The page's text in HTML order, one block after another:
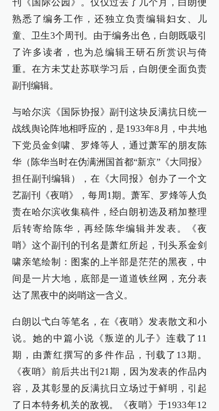
刊《国际公园》。仅仅过去了几个月，白朗便
熟悉了编务工作，还独立负责编辑妇女、儿
童、卫生3个周刊。由于编务出色，白朗既吸引
了许多读者，也为总编辑王研石所赏识与倚
重。在方未艾赴苏联学习后，白朗便全面负责
副刊编辑。
与哈尔滨《国际协报》副刊这块反满抗日统一
战线舆论阵地相呼应的，是1933年8月，中共地
下党员金剑啸、罗烽等人，通过萧军的朋友陈
华（陈华当时在伪满洲国首都“新京”《大同报》
担任副刊编辑），在《大同报》创办了一个文
艺副刊《夜哨》，每周1期。萧军、罗烽等人负
责在哈尔滨收集稿件，经白朗初选及稍加整理
后转寄给陈华，再经陈华编辑并发表。《夜
哨》这个副刊的刊名是萧红所起，刊头系金剑
啸亲笔绘制：图案的上半部是茫茫的黑夜，中
间是一片大地，底部是一道道铁丝网，充分表
达了黑夜中的岗哨这一含义。
白朗以弋白等笔名，在《夜哨》发表散文和小
说。她的中篇小说《叛逆的儿子》连载了11
期，由萧红撰写的多件作品，刊载了13期。
《夜哨》前后共出刊21期，因为发表的作品内
容，及其彰显的反满抗日立场过于鲜明，引起
了日本特务机关的敌视。《夜哨》于1933年12